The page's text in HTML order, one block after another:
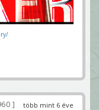
több mint 6 éve